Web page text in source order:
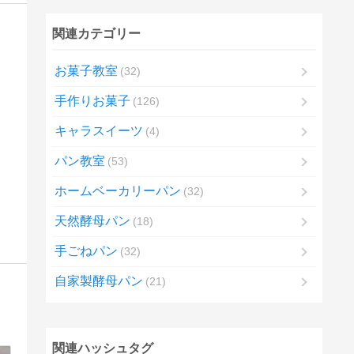
関連カテゴリー
お菓子教室 32
手作りお菓子 126
キャラスイーツ 4
パン教室 53
ホームベーカリーパン 32
天然酵母パン 18
手ごねパン 32
自家製酵母パン 21
関連ハッシュタグ